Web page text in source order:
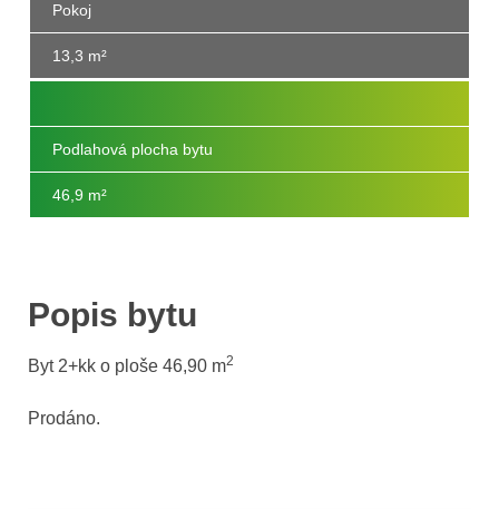
Pokoj
13,3 m²
Podlahová plocha bytu
46,9 m²
Popis bytu
Byt 2+kk o ploše 46,90 m2
Prodáno.